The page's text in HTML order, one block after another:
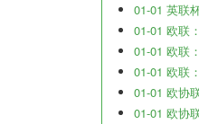
01-01 英联
01-01 欧联
01-01 欧联
01-01 欧联
01-01 欧协
01-01 欧协